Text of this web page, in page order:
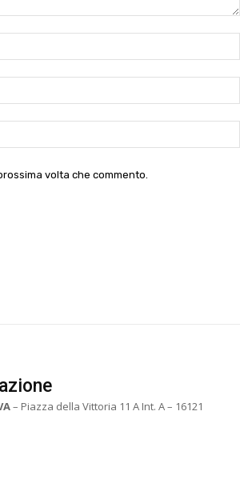
volta che commento.
– Piazza della Vittoria 11 A Int. A – 16121